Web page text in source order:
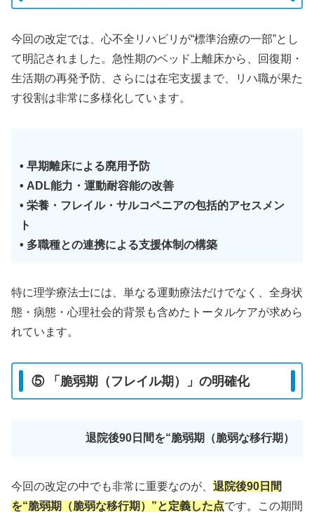
今回の改定では、心不全リハビリが“標準治療の一部”とし
て明記されました。急性期のベッド上離床から、回復期・
生活期の再発予防、さらには在宅支援まで、リハ職が果た
す役割は非常に多様化しています。
• 早期離床による廃用予防
• ADL能力・運動耐容能の改善
• 栄養・フレイル・サルコペニアの包括的アセスメン
ト
• 多職種との連携による支援体制の構築
特に理学療法士には、単なる運動療法だけでなく、全身状
態・病態・心理社会的背景も含めたトータルケアが求めら
れています。
⑤ 「脆弱期（フレイル期）」の明確化
退院後90日間を“脆弱期（脆弱な移行期）
今回の改定の中でも非常に重要なのが、 退院後90日間
を“脆弱期（脆弱な移行期）”と定義した点です。この期間